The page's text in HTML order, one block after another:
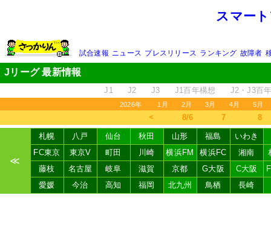
スマー
試合速報 ニュース プレスリリース ランキング 故障者
Jリーグ 最新情報
J1 J2 J3 J1百年構想 J2・J3百
2026年 1月 2月 3月 4月 5月
＜ 8/6 7 8
≪
札幌 八戸 仙台 秋田 山形 福島
いわき
FC東京
東京V 町田 川崎 横浜FM 横浜FC 湘南
藤枝
名古屋 岐阜 滋賀 京都 G大阪 C大阪
愛媛
今治 高知 福岡 北九州 鳥栖 長崎